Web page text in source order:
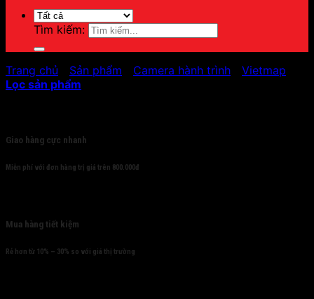
Tìm kiếm:
Trang chủ Sản phẩm Camera hành trình
Vietmap
Lọc sản phẩm
Giao hàng cực nhanh
Miễn phí với đơn hàng trị giá trên 800.000đ
Mua hàng tiết kiệm
Rẻ hơn từ 10% – 30% so với giá thị trường